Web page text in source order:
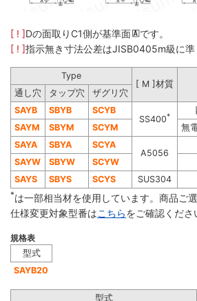
[ ! ]Dの面取りC1側が基準面
です。
[ ! ]指示無き寸法公差はJISB0405m級に
Type
[ M ]材質
通し穴
タップ穴
ザグリ穴
SAYB
SBYB
SCYB
SS400*
SAYM
SBYM SCYM 無
SAYA
SBYA
SCYA
A5056
SAYW
SBYW SCYW
SAYS
SBYS SCYS SUS304
*は一部相当材を使用しています。商品ご
仕様変更対象型番はこちらをご確認くださ
規格表
型式
SAYB20
型式